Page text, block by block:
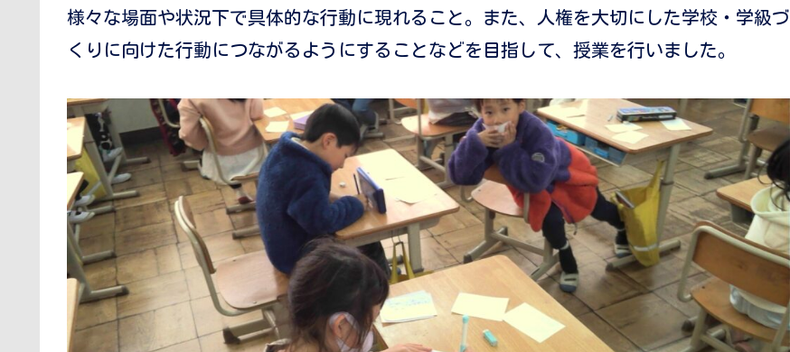
様々な場面や状況下で具体的な行動に現れること。また、人権を大切にした学校・学級づ
くりに向けた行動につながるようにすることなどを目指して、授業を行いました。